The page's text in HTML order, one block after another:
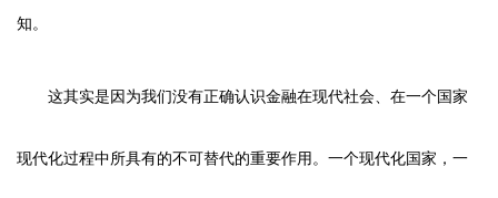
知。
这其实是因为我们没有正确认识金融在现代社会、在一个国家
现代化过程中所具有的不可替代的重要作用。一个现代化国家，一